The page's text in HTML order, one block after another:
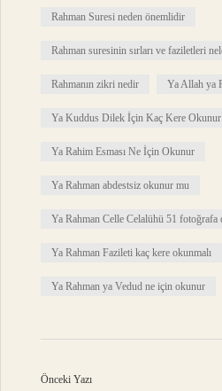
Rahman Suresi neden önemlidir
Rahman suresinin sırları ve faziletleri
Rahmanın zikri nedir Ya Allah ya
Ya Kuddus Dilek İçin Kaç Kere Okunur
Ya Rahim Esması Ne İçin Okunur
Ya Rahman abdestsiz okunur mu
Ya Rahman Celle Celalühü 51 fotoğrafa
Ya Rahman Fazileti kaç kere okunmalı
Ya Rahman ya Vedud ne için okunur
Önceki Yazı